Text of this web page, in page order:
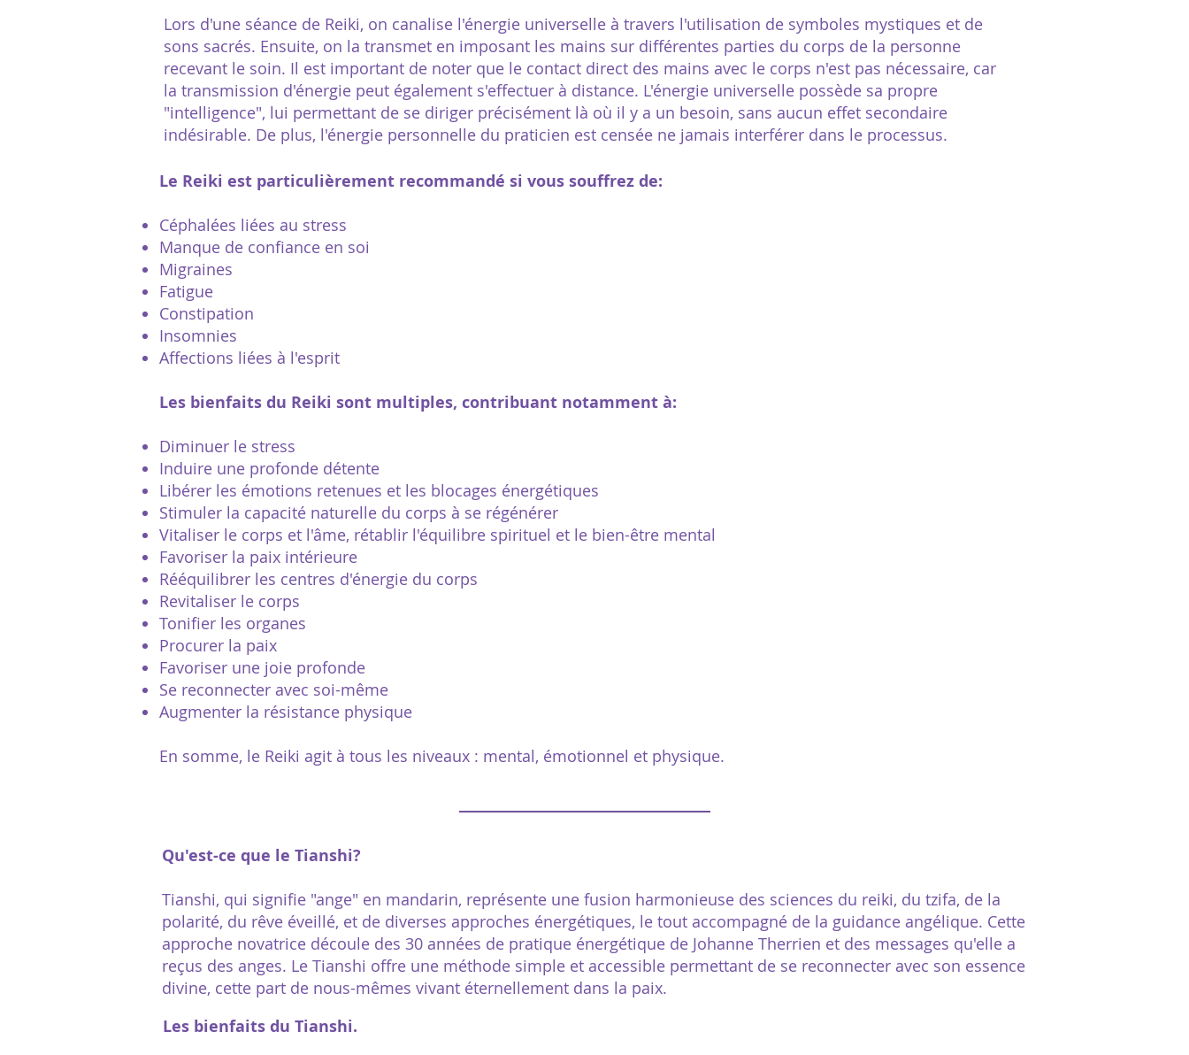
Lors d'une séance de Reiki, on canalise l'énergie universelle à travers l'utilisation de symboles mystiques et de
sons sacrés. Ensuite, on la transmet en imposant les mains sur différentes parties du corps de la personne
recevant le soin. Il est important de noter que le contact direct des mains avec le corps n'est pas nécessaire, car
la transmission d'énergie peut également s'effectuer à distance. L'énergie universelle possède sa propre
"intelligence", lui permettant de se diriger précisément là où il y a un besoin, sans aucun effet secondaire
indésirable. De plus, l'énergie personnelle du praticien est censée ne jamais interférer dans le processus.
Le Reiki est particulièrement recommandé si vous souffrez de:
Céphalées liées au stress
Manque de confiance en soi
Migraines
Fatigue
Constipation
Insomnies
Affections liées à l'esprit
Les bienfaits du Reiki sont multiples, contribuant notamment à:
Diminuer le stress
Induire une profonde détente
Libérer les émotions retenues et les blocages énergétiques
Stimuler la capacité naturelle du corps à se régénérer
Vitaliser le corps et l'âme, rétablir l'équilibre spirituel et le bien-être mental
Favoriser la paix intérieure
Rééquilibrer les centres d'énergie du corps
Revitaliser le corps
Tonifier les organes
Procurer la paix
Favoriser une joie profonde
Se reconnecter avec soi-même
Augmenter la résistance physique
En somme, le Reiki agit à tous les niveaux : mental, émotionnel et physique.
Qu'est-ce que le Tianshi?
Tianshi, qui signifie "ange" en mandarin, représente une fusion harmonieuse des sciences du reiki, du tzifa, de la
polarité, du rêve éveillé, et de diverses approches énergétiques, le tout accompagné de la guidance angélique. Cette
approche novatrice découle des 30 années de pratique énergétique de Johanne Therrien et des messages qu'elle a
reçus des anges. Le Tianshi offre une méthode simple et accessible permettant de se reconnecter avec son essence
divine, cette part de nous-mêmes vivant éternellement dans la paix.
Les bienfaits du Tianshi.